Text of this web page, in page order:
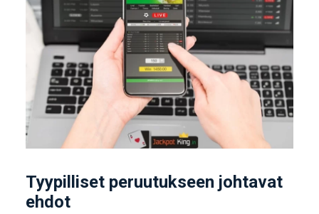
Tyypilliset peruutukseen johtavat
ehdot